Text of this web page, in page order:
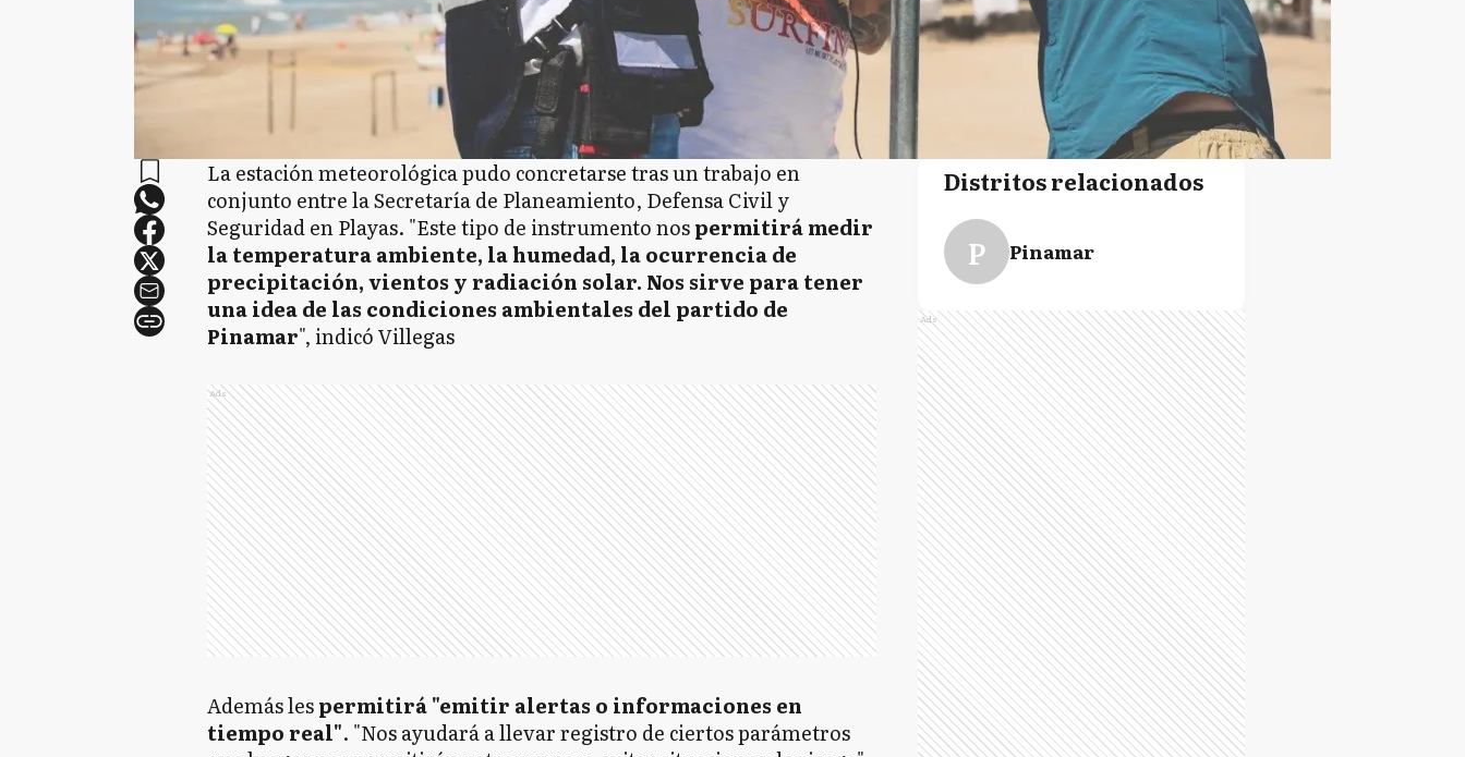
La estación meteorológica pudo concretarse tras un trabajo en
conjunto entre la Secretaría de Planeamiento, Defensa Civil y
Seguridad en Playas. "Este tipo de instrumento nospermitirá medir
la temperatura ambiente, la humedad, la ocurrencia de
precipitación, vientos y radiación solar. Nos sirve para tener
una idea de las condiciones ambientales del partido de
Pinamar", indicó Villegas
Ads
Además lespermitirá "emitir alertas o informaciones en
tiempo real". "Nos ayudará a llevar registro de ciertos parámetros
Distritos relacionados
P Pinamar
Ads